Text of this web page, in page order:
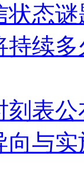
状态
持续
刻表公
向与